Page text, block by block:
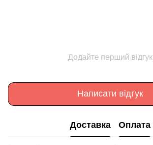
Додайте перший відгук
Написати відгук
Доставка Оплата